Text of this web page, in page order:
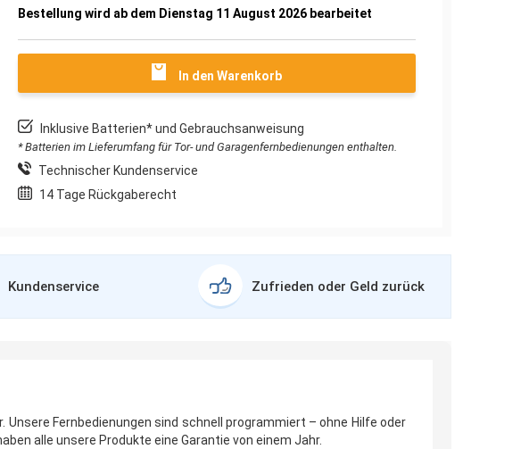
Bestellung wird ab dem Dienstag 11 August 2026 bearbeitet
In den Warenkorb
Inklusive Batterien* und Gebrauchsanweisung
* Batterien im Lieferumfang für Tor- und Garagenfernbedienungen enthalten.
Technischer Kundenservice
14 Tage Rückgaberecht
Kundenservice Zufrieden oder Geld zurück
Unsere Fernbedienungen sind schnell programmiert – ohne Hilfe oder
alle unsere Produkte eine Garantie von einem Jahr.